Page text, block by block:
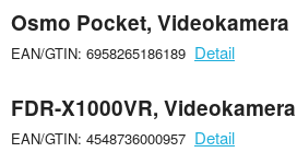
Osmo Pocket, Videokamera
EAN/GTIN: 6958265186189 Detail
FDR-X1000VR, Videokamera
EAN/GTIN: 4548736000957 Detail